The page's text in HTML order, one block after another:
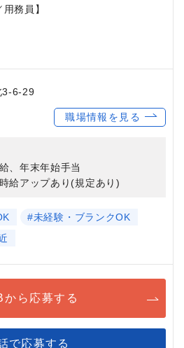
用務員】
3-6-29
職場情報を見る
、年末年始手当
給アップあり(規定あり)
#未経験・ブランクOK
から応募する
で応募する